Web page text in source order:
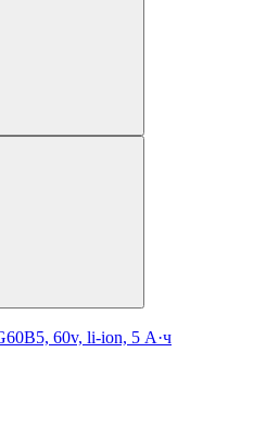
60v, li-ion, 5 А·ч